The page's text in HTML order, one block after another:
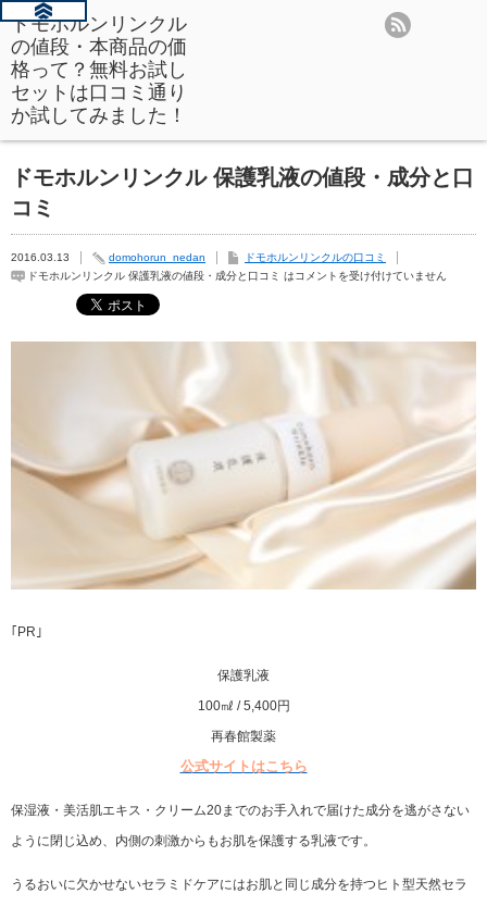
ドモホルンリンクル
の値段・本商品の価
格って？無料お試し
セットは口コミ通り
か試してみました！
ドモホルンリンクル 保護乳液の値段・成分と口
コミ
2016.03.13 domohorun_nedan
ドモホルンリンクルの口コミ
ドモホルンリンクル 保護乳液の値段・成分と口コミ はコメントを受け付けていません
｢PR｣
保護乳液
100㎖ / 5,400円
再春館製薬
公式サイトはこちら
保湿液・美活肌エキス・クリーム20までのお手入れで届けた成分を逃がさない
ように閉じ込め、内側の刺激からもお肌を保護する乳液です。
うるおいに欠かせないセラミドケアにはお肌と同じ成分を持つヒト型天然セラ